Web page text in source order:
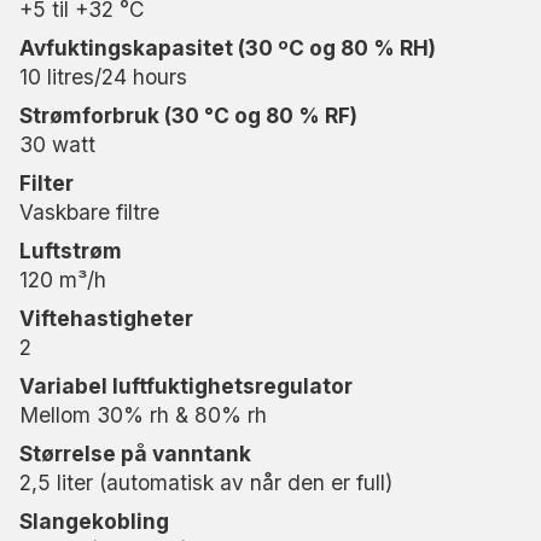
R290, som gir overlegen energieffektivitet og
lavere klimapåvirkning sammenlignet med eldre
kjølemedier. Dette gjør MRD12 til et bærekraftig
valg som hjelper deg med å redusere
energiforbruket uten at det går på bekostning av
Sikker og pålitelig for små rom
MRD12 er utstyrt med automatisk avriming og
noe som sikrer trygg drift selv i kjøligere
omgivelser. MRD12 har et lavt støynivå, slik at du
ikke blir forstyrret når du oppholder deg i rommet.
Avfukteren er også kompakt og enkel å håndtere,
noe som gjør den til en trygg og pålitelig løsning
for mindre fuktige rom året rundt.
+5 til +32 °C
Avfuktingskapasitet (30 ºC og 80 % RH)
10 litres/24 hours
Strømforbruk (30 °C og 80 % RF)
30 watt
Filter
Vaskbare filtre
Luftstrøm
120 m³/h
Viftehastigheter
2
Variabel luftfuktighetsregulator
Mellom 30% rh & 80% rh
Størrelse på vanntank
2,5 liter (automatisk av når den er full)
Slangekobling